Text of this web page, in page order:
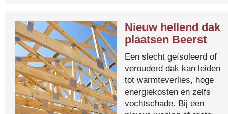
Nieuw hellend dak
plaatsen Beerst
Een slecht geïsoleerd of
verouderd dak kan leiden
tot warmteverlies, hoge
energiekosten en zelfs
vochtschade. Bij een